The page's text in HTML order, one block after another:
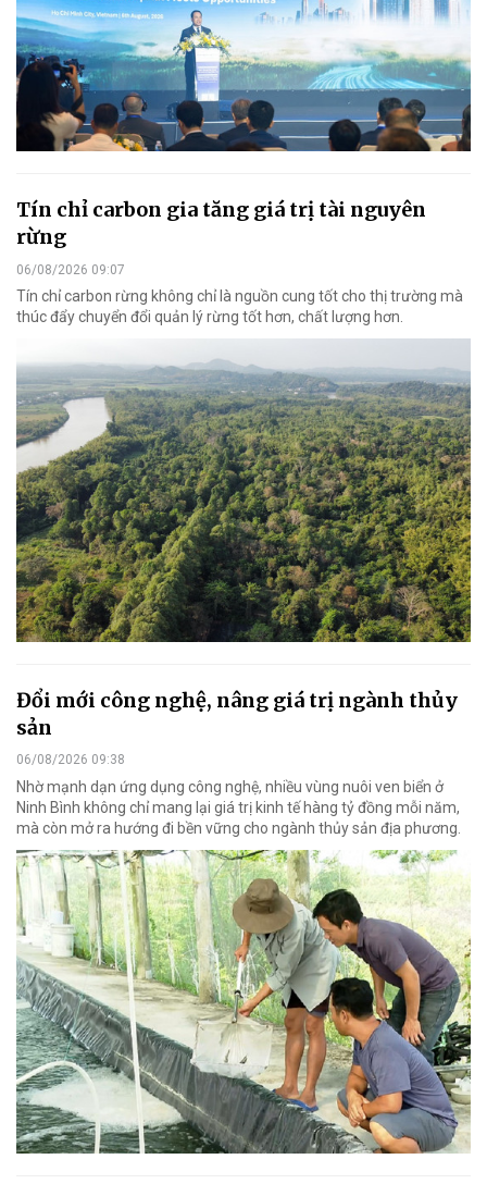
Tín chỉ carbon gia tăng giá trị tài nguyên
rừng
06/08/2026 09:07
Tín chỉ carbon rừng không chỉ là nguồn cung tốt cho thị trường mà
thúc đẩy chuyển đổi quản lý rừng tốt hơn, chất lượng hơn.
Đổi mới công nghệ, nâng giá trị ngành thủy
sản
06/08/2026 09:38
Nhờ mạnh dạn ứng dụng công nghệ, nhiều vùng nuôi ven biển ở
Ninh Bình không chỉ mang lại giá trị kinh tế hàng tỷ đồng mỗi năm,
mà còn mở ra hướng đi bền vững cho ngành thủy sản địa phương.